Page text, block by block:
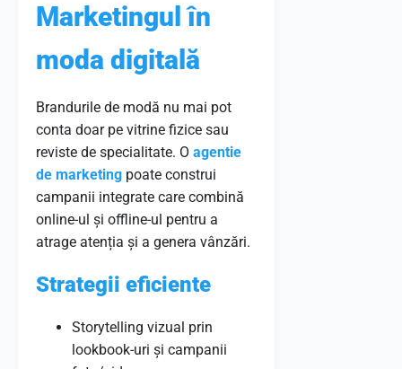
Marketingul în
moda digitală
Brandurile de modă nu mai pot
conta doar pe vitrine fizice sau
reviste de specialitate. O agentie
de marketing poate construi
campanii integrate care combină
online-ul și offline-ul pentru a
atrage atenția și a genera vânzări.
Strategii eficiente
Storytelling vizual prin
lookbook-uri și campanii